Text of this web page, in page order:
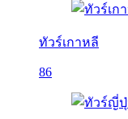
ทัวร์เกาหลี
86